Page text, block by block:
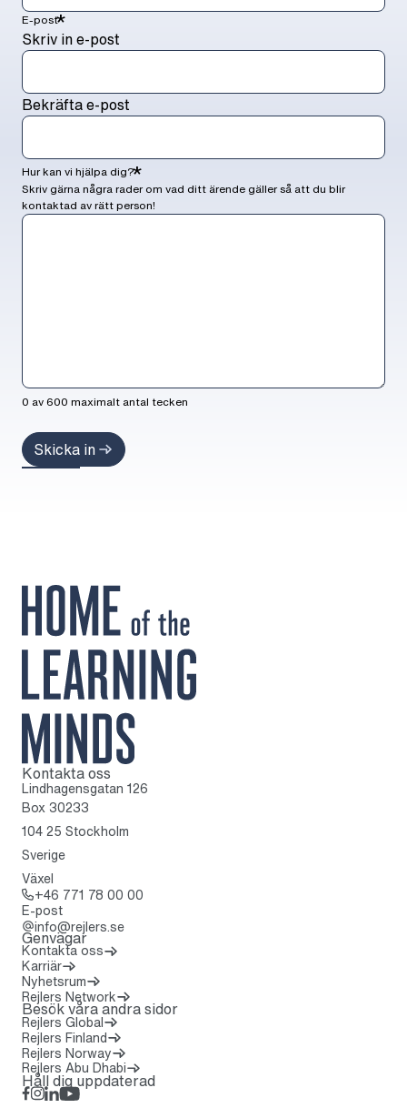
E-post*
Skriv in e-post
Bekräfta e-post
Hur kan vi hjälpa dig?*
Skriv gärna några rader om vad ditt ärende gäller så att du blir
kontaktad av rätt person!
0 av 600 maximalt antal tecken
Till startsidan
Kontakta oss
Lindhagensgatan 126
Box 30233
104 25 Stockholm
Sverige
Växel
+46 771 78 00 00
E-post
info@rejlers.se
Genvägar
Kontakta oss
Karriär
Nyhetsrum
Rejlers Network(Öppnas i en ny flik)
Besök våra andra sidor
Rejlers Global
Rejlers Finland
Rejlers Norway
Rejlers Abu Dhabi
Håll dig uppdaterad
Facebook
Instagram
LinkedIn
Rejlers Play